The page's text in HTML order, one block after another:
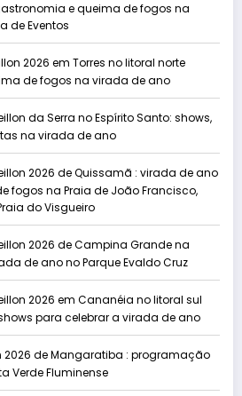
e queima de fogos na
de Eventos
2026 em Torres no litoral norte
de fogos na virada de ano
da Serra no Espírito Santo: shows,
na virada de ano
2026 de Quissamã : virada de ano
fogos na Praia de João Francisco,
do Visgueiro
2026 de Campina Grande na
de ano no Parque Evaldo Cruz
2026 em Cananéia no litoral sul
para celebrar a virada de ano
2026 de Mangaratiba : programação
Verde Fluminense